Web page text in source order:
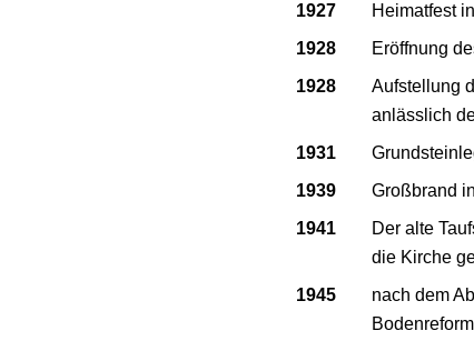
1927
Heimatfest
1928
Eröffnung
1928
Aufstellung
anlässlich
1931
1939
Großbrand
1941
Der alte
die Kirche
1945
nach dem